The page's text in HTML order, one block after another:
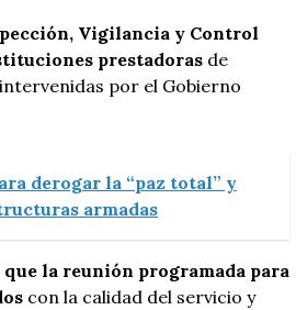
Vigilancia y Control
prestadoras de
por el Gobierno
derogar la “paz total” y
armadas
la reunión programada para
con la calidad del servicio y